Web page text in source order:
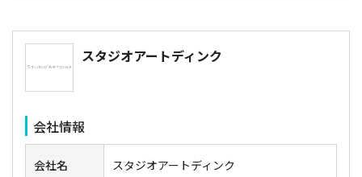
スタジオアートディンク
会社情報
会社名 スタジオアートディンク